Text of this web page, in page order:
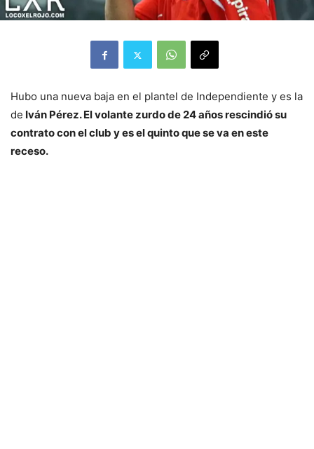
Hubo una nueva baja en el plantel de Independiente y es la
de Iván Pérez. El volante zurdo de 24 años rescindió su
contrato con el club y es el quinto que se va en este
receso.